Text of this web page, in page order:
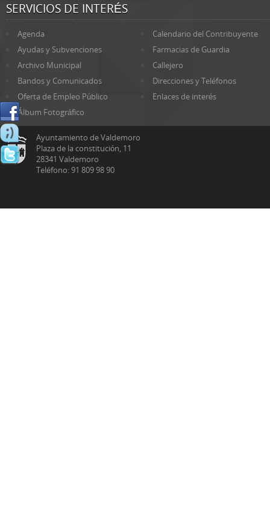
SERVICIOS DE INTERÉS
Agenda
Calendario del Contribuyente
Ayudas y Subvenciones
Farmacias de Guardia
Archivo Municipal
Callejero
Bandos y Comunicados
Direcciones y Teléfonos
Oferta de Empleo Público
Enlaces de interés
Álbum Fotográfico
Ayuntamiento de Valdemoro
Plaza de la constitución, 11
28341 Valdemoro
Teléfono: 91 809 98 90